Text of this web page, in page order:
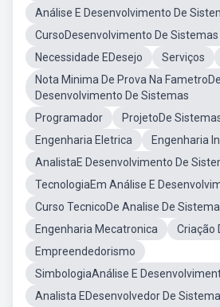
Análise E Desenvolvimento De
CursoDesenvolvimento De Sistemas
Necessidade EDesejo
Serviços
Nota Minima De Prova Na
Desenvolvimento De Sistemas
Programador
ProjetoDe
Engenharia Eletrica
Engenharia
AnalistaE Desenvolvimento De
TecnologiaEm Análise E
Curso TecnicoDe Analise De
Engenharia Mecatronica
Criação
Empreendedorismo
SimbologiaAnálise E
Analista EDesenvolvedor De